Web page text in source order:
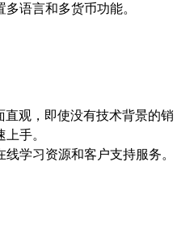
语言和多货币功能。
观，即使没有技术背景的销
手。
学习资源和客户支持服务。